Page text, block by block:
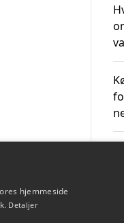
hjemmeside
Detaljer